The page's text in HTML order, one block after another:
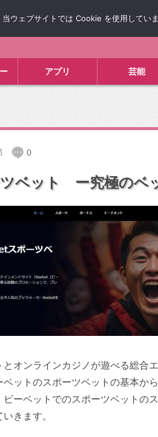
アプリ 芸能
0
ベット ー究極のベ
オンラインカジノが遊べる総合
ットのスポーツベットの基本か
ーベットでのスポーツベットの
きます。
ウェブサイトでは Cookie を使用してい